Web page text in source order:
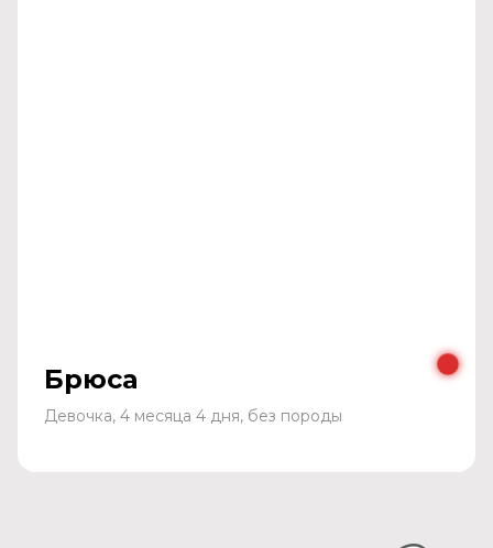
Брюса
Девочка, 4 месяца 4 дня, без породы